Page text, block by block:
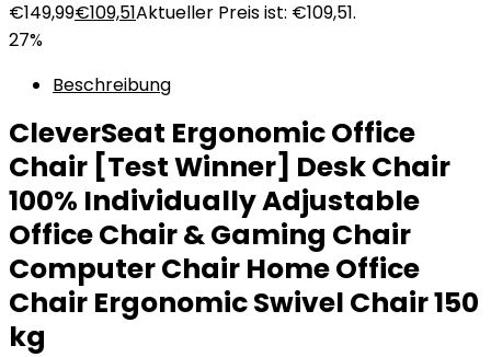
€149,99€109,51Aktueller Preis ist: €109,51.
27%
Beschreibung
CleverSeat Ergonomic Office
Chair [Test Winner] Desk Chair
100% Individually Adjustable
Office Chair & Gaming Chair
Computer Chair Home Office
Chair Ergonomic Swivel Chair 150
kg